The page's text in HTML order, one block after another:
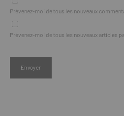
Prévenez-moi de tous les nouveaux
Prévenez-moi de tous les nouveaux articles